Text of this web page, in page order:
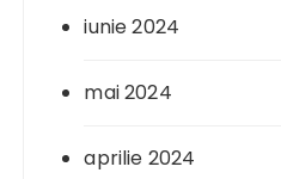
iunie 2024
mai 2024
aprilie 2024